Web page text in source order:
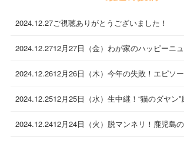
2024.12.27ご視聴ありがとうございました！
2024.12.2712月27日（金）わが家のハッピーニ
2024.12.2612月26日（木）今年の失敗！エピソ
2024.12.2512月25日（水）生中継！“猫のダヤン”
2024.12.2412月24日（火）脱マンネリ！鹿児島